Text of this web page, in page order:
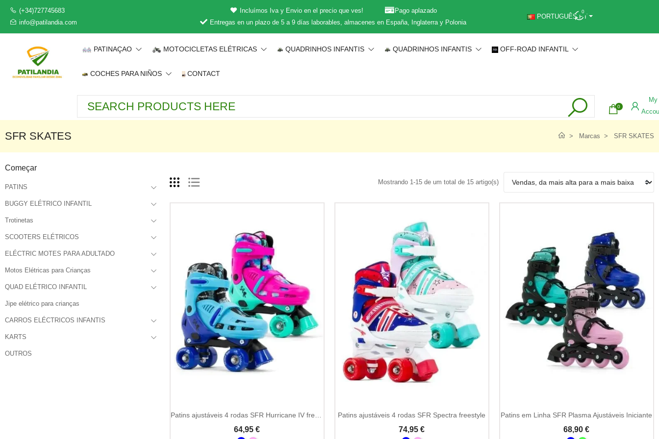
(+34)727745683
info@patilandia.com
Incluímos Iva y Envio en el precio que ves!
Pago aplazado
Entregas en un plazo de 5 a 9 días laborables, almacenes en España, Inglaterra y Polonia
PORTUGUÊS PT
0
PATINAÇAO MOTOCICLETAS ELÉTRICAS QUADRINHOS INFANTIS QUADRINHOS INFANTIS OFF-ROAD INFANTIL
COCHES PARA NIÑOS CONTACT
0
My
SFR SKATES Marcas SFR SKATES
Começar
PATINS
BUGGY ELÉTRICO INFANTIL
Trotinetas
SCOOTERS ELÉTRICOS
ELÉCTRIC MOTES PARA ADULTADO
Motos Elétricas para Crianças
QUAD ELÉTRICO INFANTIL
Jipe elétrico para crianças
CARROS ELÉCTRICOS INFANTIS
KARTS
OUTROS
Mostrando 1-15 de um total de 15 artigo(s)
64,95 €
Patins ajustáveis 4 rodas SFR Spectra freestyle
74,95 €
Patins em Linha SFR Plasma Ajustáveis Iniciante
68,90 €